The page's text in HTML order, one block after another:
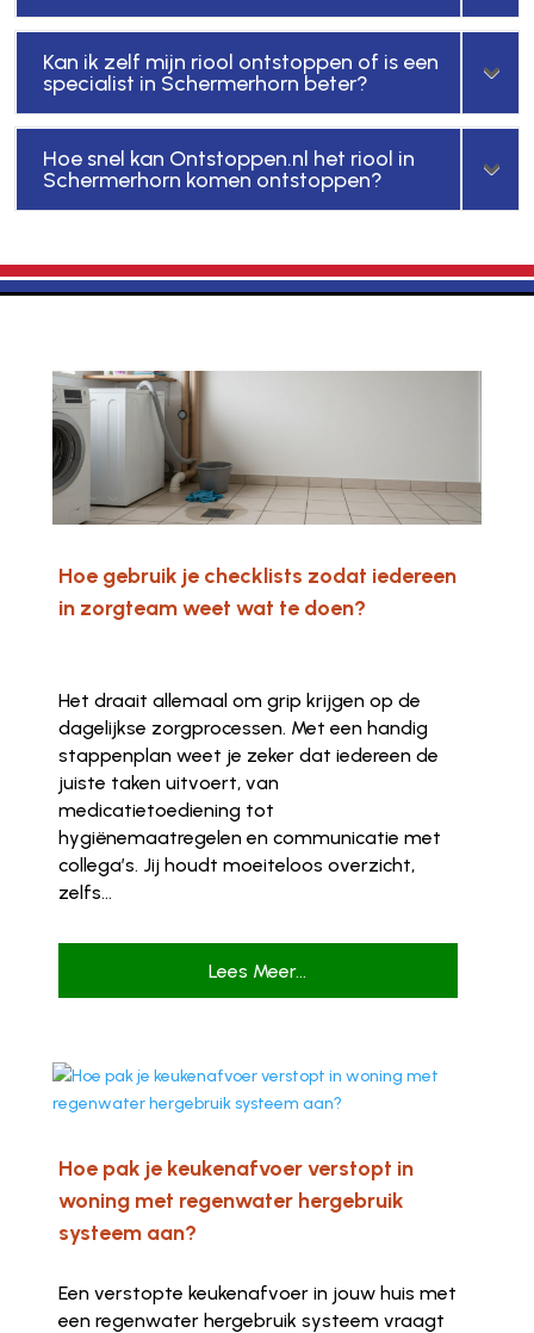
Kan ik zelf mijn riool ontstoppen of is een
specialist in Schermerhorn beter?
Hoe snel kan Ontstoppen.nl het riool in
Schermerhorn komen ontstoppen?
Hoe gebruik je checklists zodat iedereen
in zorgteam weet wat te doen?
Het draait allemaal om grip krijgen op de
dagelijkse zorgprocessen. Met een handig
stappenplan weet je zeker dat iedereen de
juiste taken uitvoert, van
medicatietoediening tot
hygiënemaatregelen en communicatie met
collega’s. Jij houdt moeiteloos overzicht,
zelfs...
Lees Meer...
Hoe pak je keukenafvoer verstopt in
woning met regenwater hergebruik
systeem aan?
Een verstopte keukenafvoer in jouw huis met
een regenwater hergebruik systeem vraagt